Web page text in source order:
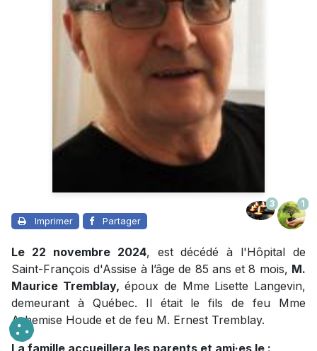
Imprimer Partager
3 1
Le 22 novembre 2024, est décédé à l'Hôpital de
Saint-François d'Assise à l’âge de 85 ans et 8 mois, M.
Maurice Tremblay, époux de Mme Lisette Langevin,
demeurant à Québec. Il était le fils de feu Mme
Arhemise Houde et de feu M. Ernest Tremblay.
La famille accueillera les parents et ami·es le :